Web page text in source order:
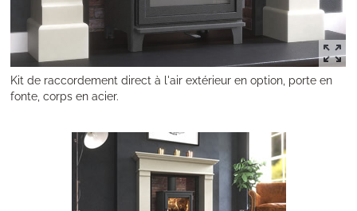
Kit de raccordement direct à l'air extérieur en option, porte en
fonte, corps en acier.